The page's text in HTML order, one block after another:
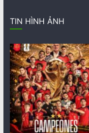
TIN HÌNH ẢNH